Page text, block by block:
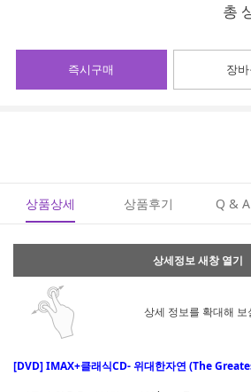
총
장
즉시구매
상품상세 상품후기 Q & A
상세정보 새창 열기
상세 정보를 확대해 보
[DVD] IMAX+클래식CD- 위대한자연 (The